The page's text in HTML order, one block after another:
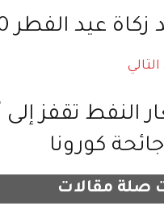
الفطر 2020 وكيفية إخراجها في شهر رمضان
النفط تقفز
كورونا
صلة مقالات